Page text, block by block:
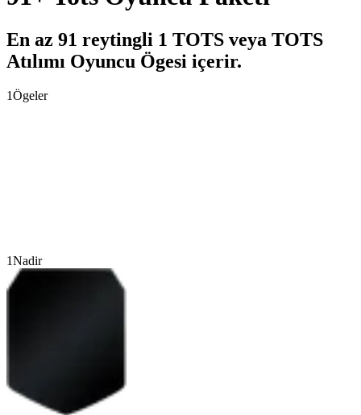
En az 91 reytingli 1 TOTS veya TOTS
Atılımı Oyuncu Ögesi içerir.
1Ögeler
1Nadir